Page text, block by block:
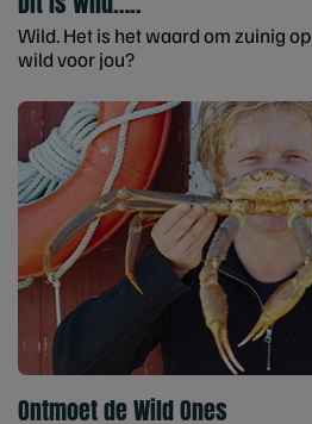
Wild. Het is het waard om zuinig
wild voor jou?
Ontmoet de Wild Ones